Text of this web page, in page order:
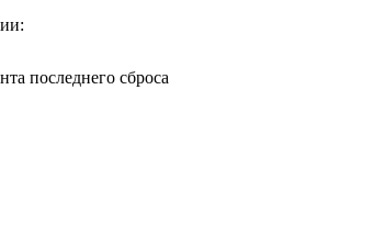
последнего сброса